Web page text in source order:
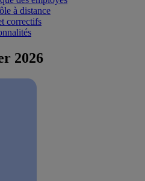
à distance
correctifs
2026